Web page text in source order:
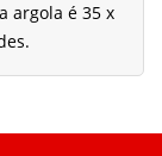
argola é 35 x